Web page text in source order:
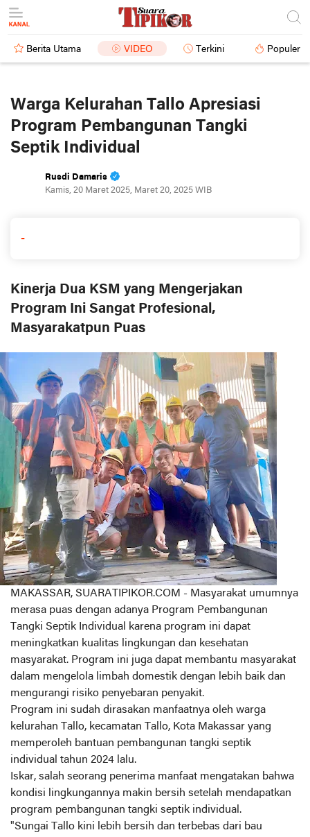
Berita Utama VIDEO Terkini Populer
Warga Kelurahan Tallo Apresiasi
Program Pembangunan Tangki
Septik Individual
Rusdi Damaris
Kamis, 20 Maret 2025, Maret 20, 2025 WIB
-
Kinerja Dua KSM yang Mengerjakan
Program Ini Sangat Profesional,
Masyarakatpun Puas
MAKASSAR, SUARATIPIKOR.COM - Masyarakat umumnya
merasa puas dengan adanya Program Pembangunan
Tangki Septik Individual karena program ini dapat
meningkatkan kualitas lingkungan dan kesehatan
masyarakat. Program ini juga dapat membantu masyarakat
dalam mengelola limbah domestik dengan lebih baik dan
mengurangi risiko penyebaran penyakit.
Program ini sudah dirasakan manfaatnya oleh warga
kelurahan Tallo, kecamatan Tallo, Kota Makassar yang
memperoleh bantuan pembangunan tangki septik
individual tahun 2024 lalu.
Iskar, salah seorang penerima manfaat mengatakan bahwa
kondisi lingkungannya makin bersih setelah mendapatkan
program pembangunan tangki septik individual.
"Sungai Tallo kini lebih bersih dan terbebas dari bau